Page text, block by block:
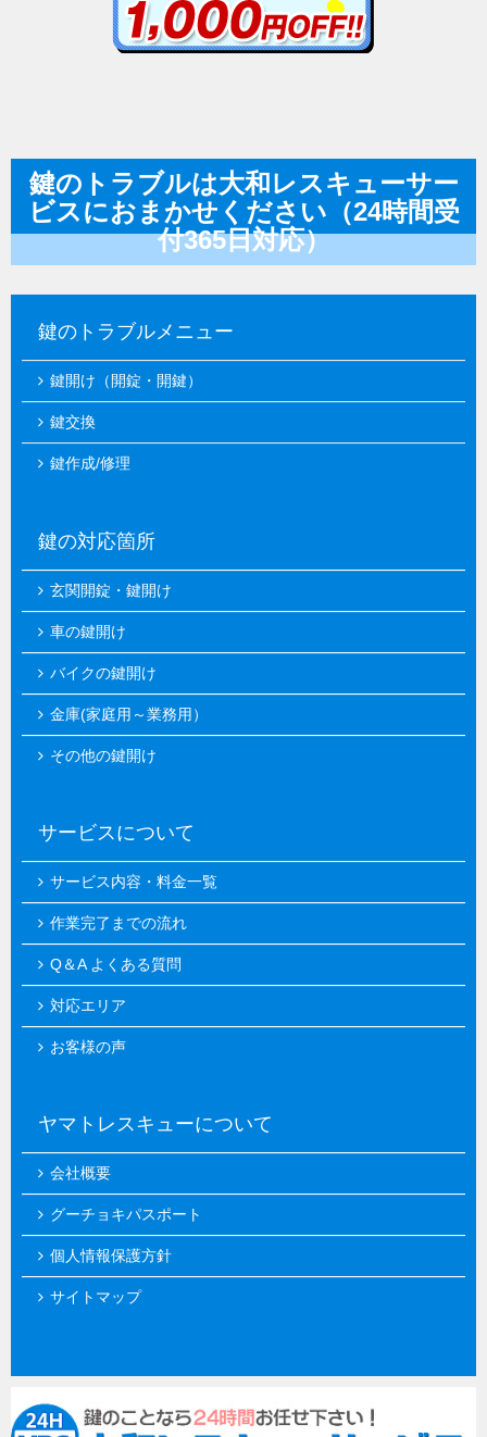
鍵のトラブルは大和レスキューサー
ビスにおまかせください（24時間受
付365日対応）
鍵のトラブルメニュー
鍵開け（開錠・開鍵）
鍵交換
鍵作成/修理
鍵の対応箇所
玄関開錠・鍵開け
車の鍵開け
バイクの鍵開け
金庫(家庭用～業務用）
その他の鍵開け
サービスについて
サービス内容・料金一覧
作業完了までの流れ
Q＆A よくある質問
対応エリア
お客様の声
ヤマトレスキューについて
会社概要
グーチョキパスポート
個人情報保護方針
サイトマップ